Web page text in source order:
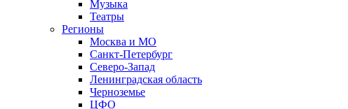
Музыка
Театры
Регионы
Москва и МО
Санкт-Петербург
Северо-Запад
Ленинградская область
Черноземье
ЦФО